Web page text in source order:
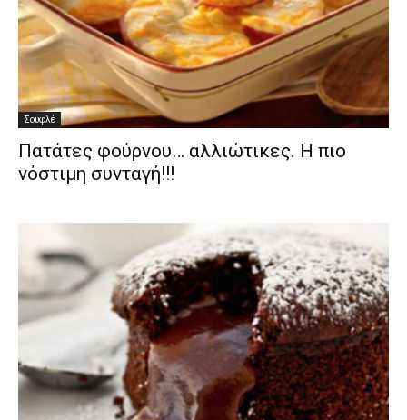
Σουφλέ
Πατάτες φούρνου… αλλιώτικες. Η πιο
νόστιμη συνταγή!!!